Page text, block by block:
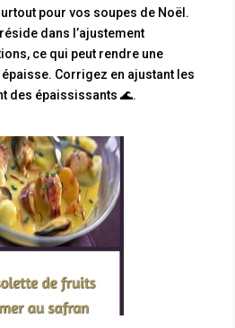
pour vos soupes de Noël.
dans l’ajustement
ce qui peut rendre une
Corrigez en ajustant les
des épaississants 🌊.